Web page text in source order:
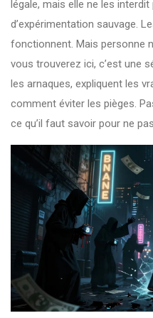
légale, mais elle ne les
d’expérimentation sauvage.
fonctionnent. Mais personne
vous trouverez ici, c’est une
les arnaques, expliquent les
comment éviter les pièges.
ce qu’il faut savoir pour ne